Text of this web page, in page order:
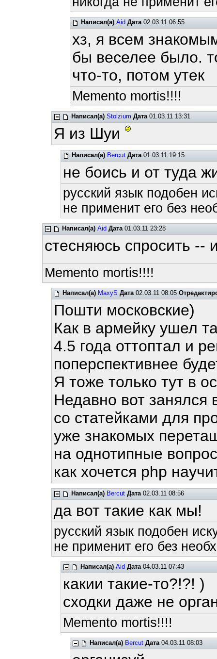
Написал(а) Aid Дата02.03.11 06:55
хз, я всем
бы веселее было.
что-то, потом утек
Memento mortis!!!!
Написал(а) Stolzium Дата01.03.11 13:31
Я из Шуи
Написал(а) Bercut Дата01.03.11 19:15
не боись и от туда
русский язык подобен
не применит его без
Написал(а) Aid Дата01.03.11 23:28
стесняюсь спросить --
Memento mortis!!!!
Написал(а) MaxyS Дата02.03.11 08:05
Пошти московские)
Как в армейку ушел
4.5 года оттоптал и
поперспективнее
Я тоже только тут в
Недавно вот занялся
со статейками для
уже знакомых
на однотипные
как хочется php
Написал(а) Bercut Дата02.03.11 08:56
да вот такие как мы!
русский язык подобен
не применит его без
Написал(а) Aid Дата04.03.11 07:43
какии такие-то?!?! )
сходки даже не
Memento mortis!!!!
Написал(а) Bercut Дата04.03.11 08:03